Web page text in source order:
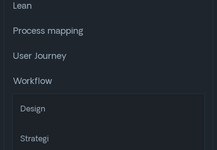
Design
Strategi
Lean
Process mapping
User Journey
Workflow